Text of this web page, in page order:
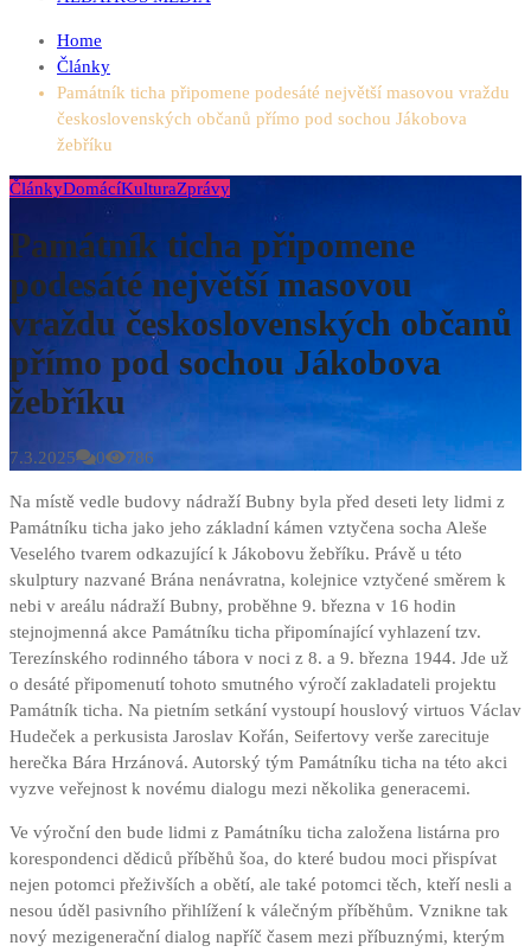
Home
Články
Památník ticha připomene podesáté největší masovou vraždu
československých občanů přímo pod sochou Jákobova
žebříku
ČlánkyDomácíKulturaZprávy
Památník ticha připomene
podesáté největší masovou
vraždu československých občanů
přímo pod sochou Jákobova
žebříku
7.3.2025 0 786
Na místě vedle budovy nádraží Bubny byla před deseti lety lidmi z
Památníku ticha jako jeho základní kámen vztyčena socha Aleše
Veselého tvarem odkazující k Jákobovu žebříku. Právě u této
skulptury nazvané Brána nenávratna, kolejnice vztyčené směrem k
nebi v areálu nádraží Bubny, proběhne 9. března v 16 hodin
stejnojmenná akce Památníku ticha připomínající vyhlazení tzv.
Terezínského rodinného tábora v noci z 8. a 9. března 1944. Jde už
o desáté připomenutí tohoto smutného výročí zakladateli projektu
Památník ticha. Na pietním setkání vystoupí houslový virtuos Václav
Hudeček a perkusista Jaroslav Kořán, Seifertovy verše zarecituje
herečka Bára Hrzánová. Autorský tým Památníku ticha na této akci
vyzve veřejnost k novému dialogu mezi několika generacemi.
Ve výroční den bude lidmi z Památníku ticha založena listárna pro
korespondenci dědiců příběhů šoa, do které budou moci přispívat
nejen potomci přeživších a obětí, ale také potomci těch, kteří nesli a
nesou úděl pasivního přihlížení k válečným příběhům. Vznikne tak
nový mezigenerační dialog napříč časem mezi příbuznými, kterým